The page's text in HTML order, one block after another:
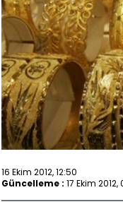
16 Ekim 2012, 12:50
Güncelleme : 17 Ekim 2012,